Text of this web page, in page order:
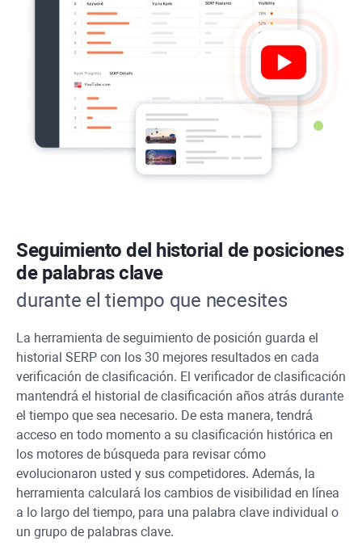
Seguimiento del historial de posiciones
de palabras clave
durante el tiempo que necesites
La herramienta de seguimiento de posición guarda el
historial SERP con los 30 mejores resultados en cada
verificación de clasificación. El verificador de clasificación
mantendrá el historial de clasificación años atrás durante
el tiempo que sea necesario. De esta manera, tendrá
acceso en todo momento a su clasificación histórica en
los motores de búsqueda para revisar cómo
evolucionaron usted y sus competidores. Además, la
herramienta calculará los cambios de visibilidad en línea
a lo largo del tiempo, para una palabra clave individual o
un grupo de palabras clave.